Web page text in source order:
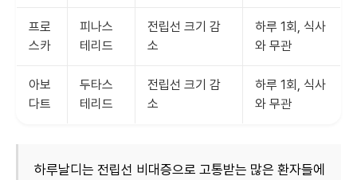
프로
스카
피나스
테리드
전립선 크기 감
소
하루 1회, 식사
와 무관
아보
다트
두타스
테리드
전립선 크기 감
소
하루 1회, 식사
와 무관
하루날디는 전립선 비대증으로 고통받는 많은 환자들에